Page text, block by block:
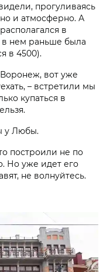
прогуливаясь
и атмосферно. А
в
в нем раньше была
в 4500).
вот уже
– встретили мы
купаться в
у Любы.
построили не по
Но уже идет его
не волнуйтесь.